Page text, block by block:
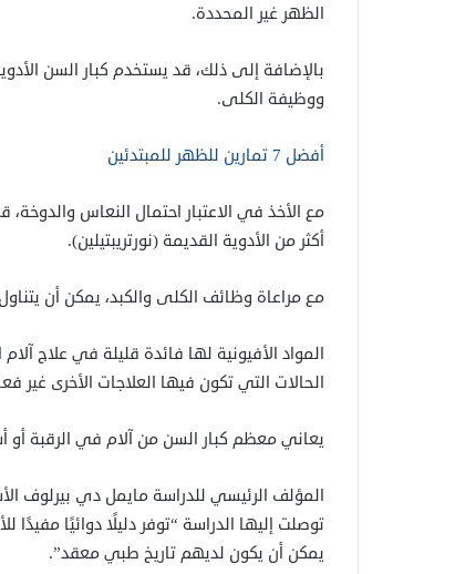
الظهر غير المحددة.
بالإضافة إلى ذلك، قد يستخدم كبار السن
ووظيفة الكلى.
أفضل 7 تمارين للظهر للمبتدئين
مع الأخذ في الاعتبار احتمال النعاس
أكثر من الأدوية القديمة (نورتريبتيلين).
مع مراعاة وظائف الكلى والكبد، يمكن أن
المواد الأفيونية لها فائدة قليلة في علاج
الحالات التي تكون فيها العلاجات الأخرى غير
يعاني معظم كبار السن من آلام في الرقبة
المؤلف الرئيسي للدراسة مايمل دي بيرلوف
توصلت إليها الدراسة “توفر دليلًا دوائيًا
يمكن أن يكون لديهم تاريخ طبي معقد”.